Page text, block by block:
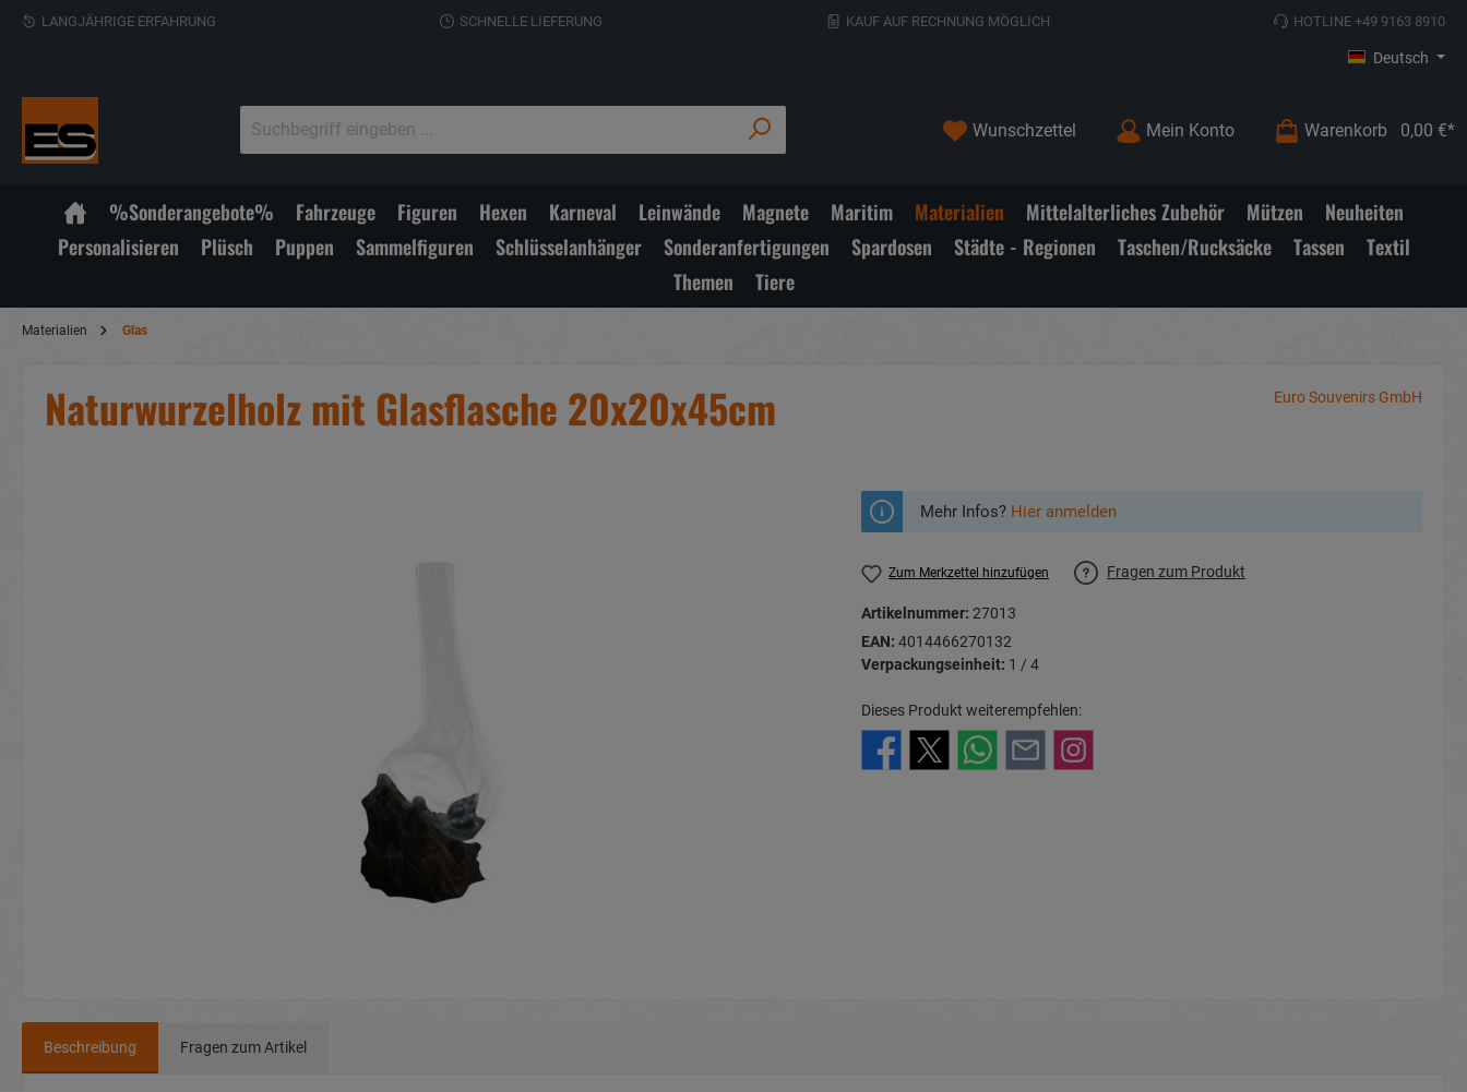
LANGJÄHRIGE ERFAHRUNG SCHNELLE LIEFERUNG KAUF AUF RECHNUNG MÖGLICH HOTLINE +49 9163 8910
Deutsch
Wunschzettel Mein Konto Warenkorb 0,00 €*
%Sonderangebote% Fahrzeuge Figuren Hexen Karneval Leinwände Magnete Maritim Materialien Mittelalterliches Zubehör Mützen
Neuheiten
Personalisieren
Plüsch Puppen Sammelfiguren Schlüsselanhänger Sonderanfertigungen Spardosen Städte - Regionen Taschen/Rucksäcke Tassen
Textil
Themen
Tiere
Materialien Glas
Naturwurzelholz mit Glasflasche 20x20x45cm Euro Souvenirs GmbH
Mehr Infos? Hier anmelden
Zum Merkzettel hinzufügen Fragen zum Produkt
Artikelnummer: 27013
EAN: 4014466270132
Verpackungseinheit: 1 / 4
Dieses Produkt weiterempfehlen:
Beschreibung Fragen zum Artikel